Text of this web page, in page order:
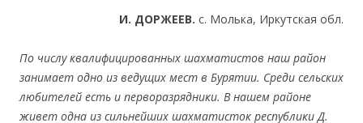
И. ДОРЖЕЕВ. с. Молька, Иркутская обл.
По числу квалифицированных шахматистов наш район
занимает одно из ведущих мест в Бурятии. Среди сельских
любителей есть и перворазрядники. В нашем районе
живет одна из сильнейших шахматисток республики Д.